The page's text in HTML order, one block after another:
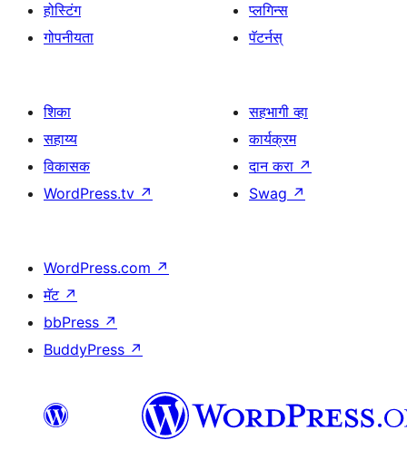
होस्टिंग
गोपनीयता
प्लगिन्स
पॅटर्नस्
शिका
सहाय्य
विकासक
WordPress.tv ↗
सहभागी व्हा
कार्यक्रम
दान करा ↗
Swag ↗
WordPress.com ↗
मॅट ↗
bbPress ↗
BuddyPress ↗